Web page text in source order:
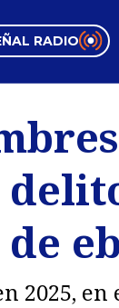
RADIO
Tendencias
Videos
en